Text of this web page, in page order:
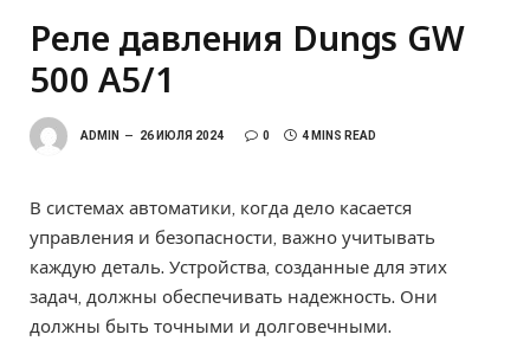
Реле давления Dungs GW
500 A5/1
ADMIN 26 ИЮЛЯ 2024 0 4 MINS READ
В системах автоматики, когда дело касается
управления и безопасности, важно учитывать
каждую деталь. Устройства, созданные для этих
задач, должны обеспечивать надежность. Они
должны быть точными и долговечными.